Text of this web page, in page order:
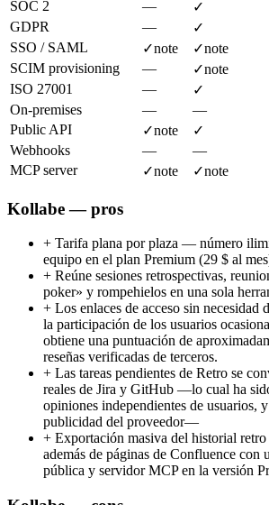
SOC 2
—
✓
GDPR
—
✓
SSO / SAML
✓note ✓note
SCIM provisioning
— ✓note
ISO 27001
—
✓
On-premises
—
—
Public API
✓note
✓
Webhooks
—
—
MCP server
✓note ✓note
Kollabe — pros
+ Tarifa plana por plaza — número
equipo en el plan Premium (29 $ al
+ Reúne sesiones retrospectivas,
poker» y rompehielos en una sola
+ Los enlaces de acceso sin necesidad
la participación de los usuarios
obtiene una puntuación de
reseñas verificadas de terceros.
+ Las tareas pendientes de Retro se
reales de Jira y GitHub —lo cual ha
opiniones independientes de usuarios,
publicidad del proveedor—
+ Exportación masiva del historial
además de páginas de Confluence con
pública y servidor MCP en la versión